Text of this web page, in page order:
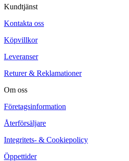
Kundtjänst
Kontakta oss
Köpvillkor
Leveranser
Returer & Reklamationer
Om oss
Företagsinformation
Återförsäljare
Integritets- & Cookiepolicy
Öppettider